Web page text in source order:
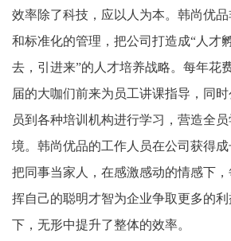
效率除了科技，应以人为本。 韩尚优
和标准化的管理，把公司打造成“人才
去，引进来”的人才培养战略。每年花
届的大咖们前来为员工讲课指导，同
员到各种培训机构进行学习，营造全
境。韩尚优品的工作人员在公司获得成
把同事当家人，在感激感动的情感下
挥自己的聪明才智为企业争取更多的
下，无形中提升了整体的效率。